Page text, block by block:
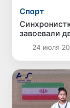
Спорт
завоевали
24 июля